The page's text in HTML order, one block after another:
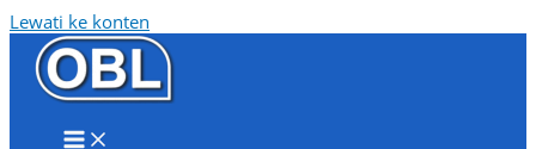
Lewati ke konten